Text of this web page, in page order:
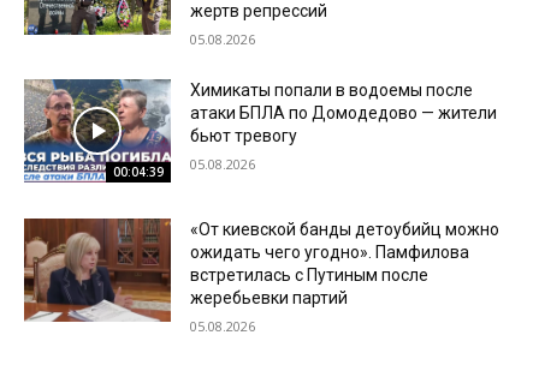
жертв репрессий
05.08.2026
00:04:39
Химикаты попали в водоемы после
атаки БПЛА по Домодедово — жители
бьют тревогу
05.08.2026
«От киевской банды детоубийц можно
ожидать чего угодно». Памфилова
встретилась с Путиным после
жеребьевки партий
05.08.2026